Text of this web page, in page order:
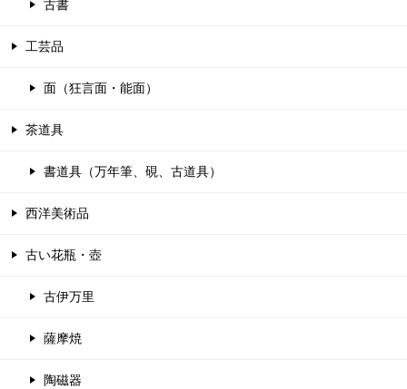
古書
工芸品
面（狂言面・能面）
茶道具
書道具（万年筆、硯、古道具）
西洋美術品
古い花瓶・壺
古伊万里
薩摩焼
陶磁器